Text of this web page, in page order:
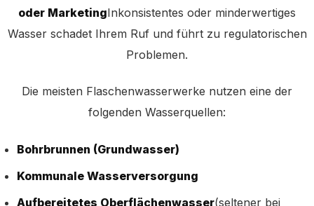
oder MarketingInkonsistentes oder minderwertiges
Wasser schadet Ihrem Ruf und führt zu regulatorischen
Problemen.
Die meisten Flaschenwasserwerke nutzen eine der
folgenden Wasserquellen:
Bohrbrunnen (Grundwasser)
Kommunale Wasserversorgung
Aufbereitetes Oberflächenwasser(seltener bei